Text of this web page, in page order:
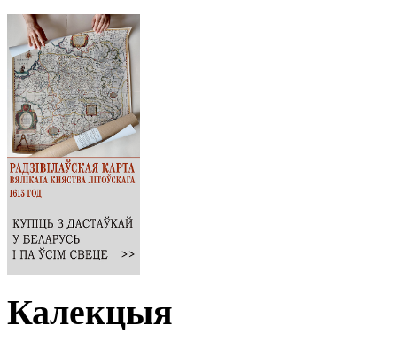
Калекцыя